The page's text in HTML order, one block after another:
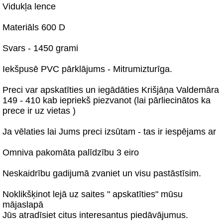
Vidukļa lence
Materiāls 600 D
Svars - 1450 grami
Iekšpusē PVC pārklājums - Mitrumizturīga.
Preci var apskatīties un iegādāties Krišjāņa Valdemāra
149 - 410 kab iepriekš piezvanot (lai pārliecinātos ka
prece ir uz vietas )
Ja vēlaties lai Jums preci izsūtam - tas ir iespējams ar
Omniva pakomāta palīdzību 3 eiro
Neskaidrību gadijumā zvaniet un visu pastāstīsim.
Noklikšķinot lejā uz saites " apskatīties" mūsu
mājaslapā
Jūs atradīsiet citus interesantus piedāvājumus.